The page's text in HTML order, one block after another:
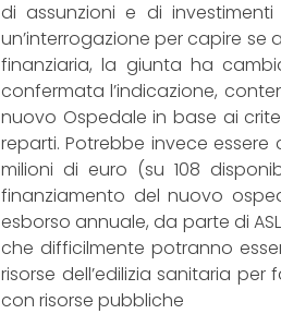
di assunzioni e di
un’interrogazione per capire
finanziaria, la giunta ha
confermata l’indicazione,
nuovo Ospedale in base ai
reparti. Potrebbe invece
milioni di euro (su 108
finanziamento del nuovo
esborso annuale, da parte di
che difficilmente potranno
risorse dell’edilizia sanitaria
con risorse pubbliche